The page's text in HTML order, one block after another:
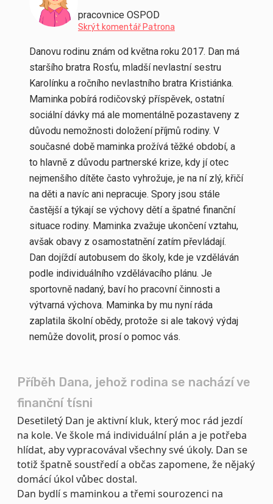
pracovnice OSPOD
Skrýt komentář Patrona
Danovu rodinu znám od května roku 2017. Dan má
staršího bratra Rosťu, mladší nevlastní sestru
Karolínku a ročního nevlastního bratra Kristiánka.
Maminka pobírá rodičovský příspěvek, ostatní
sociální dávky má ale momentálně pozastaveny z
důvodu nemožnosti doložení příjmů rodiny. V
současné době maminka prožívá těžké období, a
to hlavně z důvodu partnerské krize, kdy jí otec
nejmenšího dítěte často vyhrožuje, je na ní zlý, křičí
na děti a navíc ani nepracuje. Spory jsou stále
častější a týkají se výchovy dětí a špatné finanční
situace rodiny. Maminka zvažuje ukončení vztahu,
avšak obavy z osamostatnění zatím převládají.
Dan dojíždí autobusem do školy, kde je vzděláván
podle individuálního vzdělávacího plánu. Je
sportovně nadaný, baví ho pracovní činnosti a
výtvarná výchova. Maminka by mu nyní ráda
zaplatila školní obědy, protože si ale takový výdaj
nemůže dovolit, prosí o pomoc vás.
Příběh Dana, jehož rodina se nachází ve
finanční tísni
Desetiletý Dan je aktivní kluk, který moc rád jezdí
na kole. Ve škole má individuální plán a je potřeba
hlídat, aby vypracovával všechny své úkoly. Dan se
totiž špatně soustředí a občas zapomene, že nějaký
domácí úkol vůbec dostal.
Dan bydlí s maminkou a třemi sourozenci na